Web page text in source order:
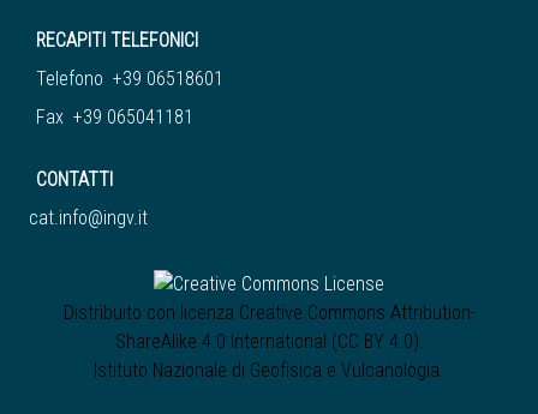
RECAPITI TELEFONICI
Telefono +39 06518601
Fax +39 065041181
CONTATTI
cat.info@ingv.it
Distribuito con licenza Creative Commons Attribution-
ShareAlike 4.0 International (CC BY 4.0)
Istituto Nazionale di Geofisica e Vulcanologia